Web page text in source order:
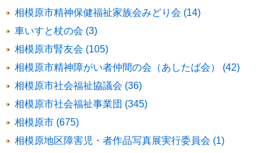
相模原市精神保健福祉家族会みどり会 (14)
車いすと杖の会 (3)
相模原市腎友会 (105)
相模原市精神障がい者仲間の会（あしたば会） (42)
相模原市社会福祉協議会 (36)
相模原市社会福祉事業団 (345)
相模原市 (675)
相模原地区障害児・者作品写真展実行委員会 (1)